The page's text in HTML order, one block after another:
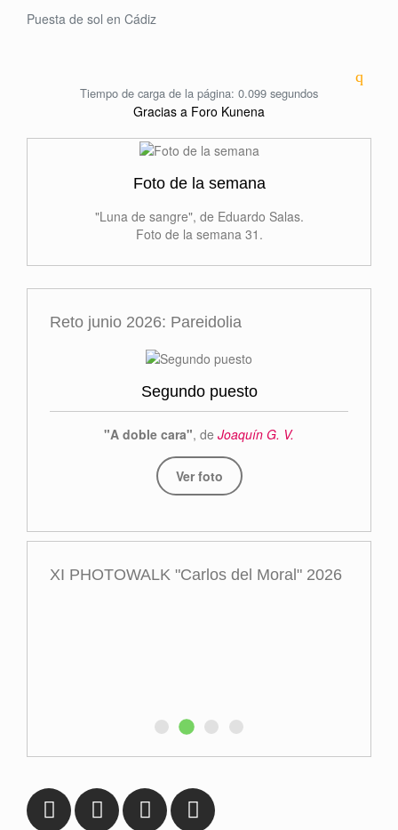
Puesta de sol en Cádiz
Tiempo de carga de la página: 0.099 segundos
Gracias a Foro Kunena
Foto de la semana
"Luna de sangre", de Eduardo Salas.
Foto de la semana 31.
Reto junio 2026: Pareidolia
Segundo puesto
"A doble cara", de Joaquín G. V.
Ver foto
XI PHOTOWALK "Carlos del Moral" 2026